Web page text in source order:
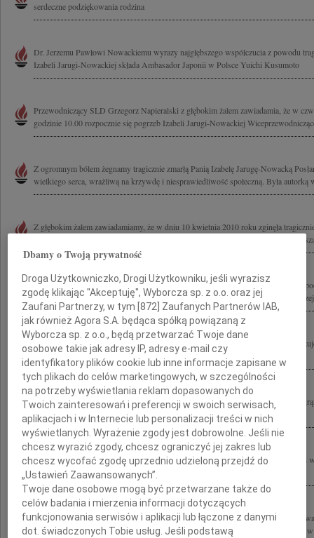
serdeczne podziękowania rodzina
Dr. Jerzemu Pawłowi Nowackiemu wyrazy najgłębszego współczucia z powodu
Izabeli Jarugi-Nowackiej składa Ambasador Japonii w Polsce Yuichi Kusumoto
Przewodniczący SLD Grzegorz Napieralski z głębokim żalem zawiadamia, że w
godzinie 10.00 rozpocznie się pogrzeb Izabeli Jarugi-Nowackiej
Z ogromnym bólem żegnamy tragicznie zmarłą Panią Izabelę Jarugę-Nowacką
wielkiego serca, wrażliwą na krzywdę i niesprawiedliwość społeczną. Była autorką
Z głębokim żalem zawiadamiamy, że w dniu 10 kwietnia 2010 roku zginęła
ukochana Żona, Matka i Babcia. Mądry, dobry i wrażliwy Człowiek. Nasza
Z głębokim żalem i smutkiem żegnamy tragicznie zmarłych w katastrofie lotniczej
w drodze na obchody 70-lecia zbrodni w Katyniu Izabelę Jarugę - Nowacką
Wstrząśnięci tragiczną śmiercią naszej Koleżanki Izabeli Jarugi-Nowackiej
Mężowi Pawłowi i Rodzinie Beata, Franciszek i Rolf
Wstrząśnięci nagłą tragiczną śmiercią Pani Posłanki Jolanty Szymanek-Deresz
najgłębsze słowa współczucia Mężowi Pawłowi i Całej Rodzinie Helena i Paweł...
Naszemu Koledze Jerzemu Pawłowi Nowackiemu wyrazy współczucia i
Izabeli Jarugi-Nowackiej składają koleżanki i koledzy z Polskiego Towarzystwa...
Z ogromnym bólem i żalem przyjęliśmy wiadomość o tragicznej śmierci
Rodzinie Zmarłej składamy wyrazy szczerego współczucia Pawle, Kasiu jesteśmy
Dbamy o Twoją prywatność
Droga Użytkowniczko, Drogi Użytkowniku, jeśli wyrazisz
zgodę klikając "Akceptuję", Wyborcza sp. z o.o. oraz jej
Zaufani Partnerzy, w tym [872] Zaufanych Partnerów IAB,
jak również Agora S.A. będąca spółką powiązaną z
Wyborcza sp. z o.o., będą przetwarzać Twoje dane
osobowe takie jak adresy IP, adresy e-mail czy
identyfikatory plików cookie lub inne informacje zapisane w
tych plikach do celów marketingowych, w szczególności
na potrzeby wyświetlania reklam dopasowanych do
Twoich zainteresowań i preferencji w swoich serwisach,
aplikacjach i w Internecie lub personalizacji treści w nich
wyświetlanych. Wyrażenie zgody jest dobrowolne. Jeśli nie
chcesz wyrazić zgody, chcesz ograniczyć jej zakres lub
chcesz wycofać zgodę uprzednio udzieloną przejdź do
„Ustawień Zaawansowanych”.
Twoje dane osobowe mogą być przetwarzane także do
celów badania i mierzenia informacji dotyczących
funkcjonowania serwisów i aplikacji lub łączone z danymi
dot. świadczonych Tobie usług. Jeśli podstawą